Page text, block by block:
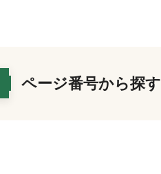
ページ番号から探す